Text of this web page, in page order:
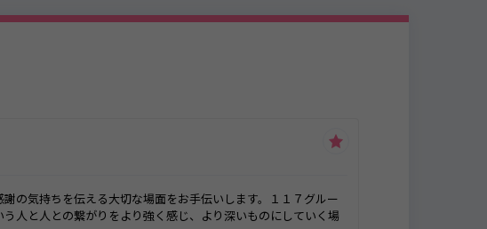
面をお手伝いします。１１７グルー
く感じ、より深いものにしていく場